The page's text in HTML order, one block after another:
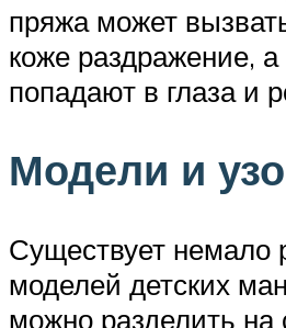
пряжа может
коже раздражение, а
попадают в глаза и
Модели и
Существует немало
моделей детских
можно разделить